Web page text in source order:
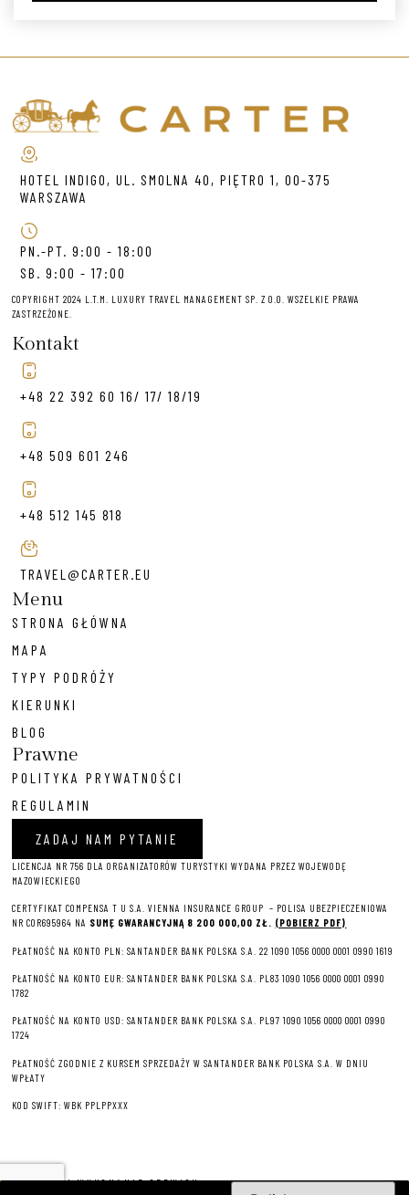
HOTEL INDIGO, UL. SMOLNA 40, PIĘTRO 1, 00-375
WARSZAWA
PN.-PT. 9:00 - 18:00
SB. 9:00 - 17:00
COPYRIGHT 2024 L.T.M. LUXURY TRAVEL MANAGEMENT SP. Z O.O. WSZELKIE PRAWA
ZASTRZEŻONE.
Kontakt
+48 22 392 60 16/ 17/ 18/19
+48 509 601 246
+48 512 145 818
TRAVEL@CARTER.EU
Menu
STRONA GŁÓWNA
MAPA
TYPY PODRÓŻY
KIERUNKI
BLOG
Prawne
POLITYKA PRYWATNOŚCI
REGULAMIN
ZADAJ NAM PYTANIE
LICENCJA NR 756 DLA ORGANIZATORÓW TURYSTYKI WYDANA PRZEZ WOJEWODĘ
MAZOWIECKIEGO
CERTYFIKAT COMPENSA T U S.A. VIENNA INSURANCE GROUP – POLISA UBEZPIECZENIOWA
NR COR695964 NA SUMĘ GWARANCYJNĄ 8 200 000,00 ZŁ. (POBIERZ PDF)
PŁATNOŚĆ NA KONTO PLN: SANTANDER BANK POLSKA S.A. 22 1090 1056 0000 0001 0990 1619
PŁATNOŚĆ NA KONTO EUR: SANTANDER BANK POLSKA S.A. PL83 1090 1056 0000 0001 0990
1782
PŁATNOŚĆ NA KONTO USD: SANTANDER BANK POLSKA S.A. PL97 1090 1056 0000 0001 0990
1724
PŁATNOŚĆ ZGODNIE Z KURSEM SPRZEDAŻY W SANTANDER BANK POLSKA S.A. W DNIU
WPŁATY
KOD SWIFT: WBK PPLPPXXX
PROJEKT I WYKONANIE SERWISU